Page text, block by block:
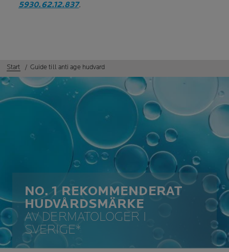
5930.62.12.837.
Start Guide till anti age hudvard
NO. 1 REKOMMENDERAT
HUDVÅRDSMÄRKE
AV DERMATOLOGER I
SVERIGE*